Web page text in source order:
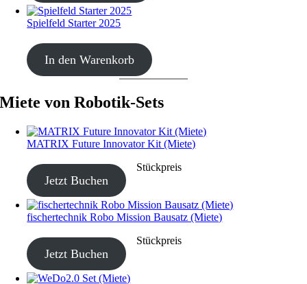
Spielfeld Starter 2025
CHF30.00
In den Warenkorb
Miete von Robotik-Sets
MATRIX Future Innovator Kit (Miete)
CHF40.00–CHF190.00 Stückpreis
Jetzt Buchen
fischertechnik Robo Mission Bausatz (Miete)
CHF40.00–CHF190.00 Stückpreis
Jetzt Buchen